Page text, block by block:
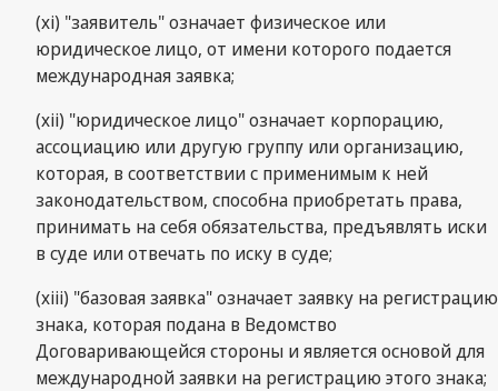
(хi) "заявитель" означает физическое или
юридическое лицо, от имени которого подается
международная заявка;
(xii) "юридическое лицо" означает корпорацию,
ассоциацию или другую группу или организацию,
которая, в соответствии с применимым к ней
законодательством, способна приобретать права,
принимать на себя обязательства, предъявлять иски
в суде или отвечать по иску в суде;
(хiii) "базовая заявка" означает заявку на регистрацию
знака, которая подана в Ведомство
Договаривающейся стороны и является основой для
международной заявки на регистрацию этого знака;